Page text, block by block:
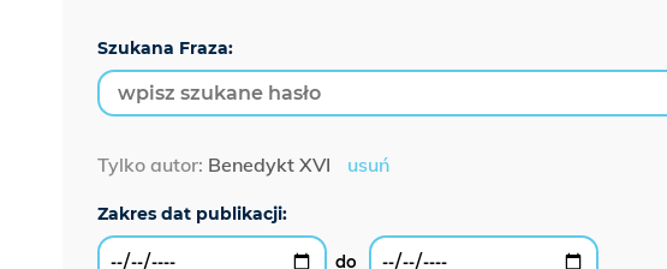
Szukana Fraza:
Tylko autor: Benedykt XVI usuń